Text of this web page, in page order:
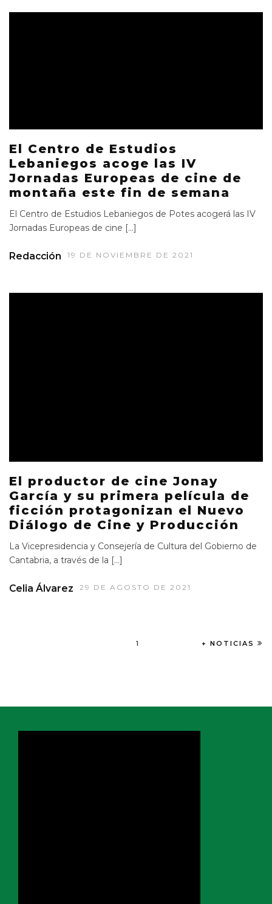
El Centro de Estudios
Lebaniegos acoge las IV
Jornadas Europeas de cine de
montaña este fin de semana
El Centro de Estudios Lebaniegos de Potes acogerá las IV
Jornadas Europeas de cine […]
Redacción 19 DE NOVIEMBRE DE 2021
El productor de cine Jonay
García y su primera película de
ficción protagonizan el Nuevo
Diálogo de Cine y Producción
La Vicepresidencia y Consejería de Cultura del Gobierno de
Cantabria, a través de la […]
Celia Álvarez 29 DE AGOSTO DE 2021
1 + NOTICIAS